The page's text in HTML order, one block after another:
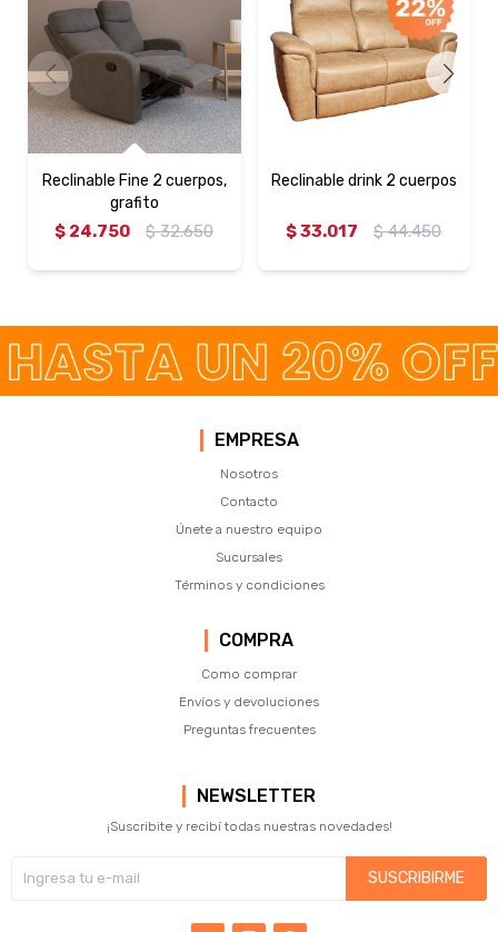
Reclinable Fine 2 cuerpos,
grafito
$ 24.750 $ 32.650
Reclinable drink 2 cuerpos
$33.017 $ 44.450
EMPRESA
Nosotros
Contacto
Únete a nuestro equipo
Sucursales
Términos y condiciones
COMPRA
Como comprar
Envíos y devoluciones
Preguntas frecuentes
NEWSLETTER
¡Suscribite y recibí todas nuestras novedades!
SUSCRIBIRME